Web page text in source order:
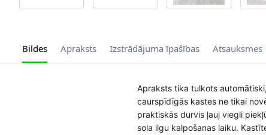
Bildes Apraksts Izstrādājuma īpašības Atsauksmes
Apraksts tika tulkots
caurspīdīgās kastes ne tikai
praktiskās durvis ļauj viegli
sola ilgu kalpošanas laiku.